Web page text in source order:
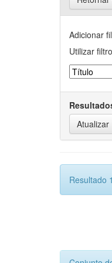
Adicionar
Utilizar
Resultado